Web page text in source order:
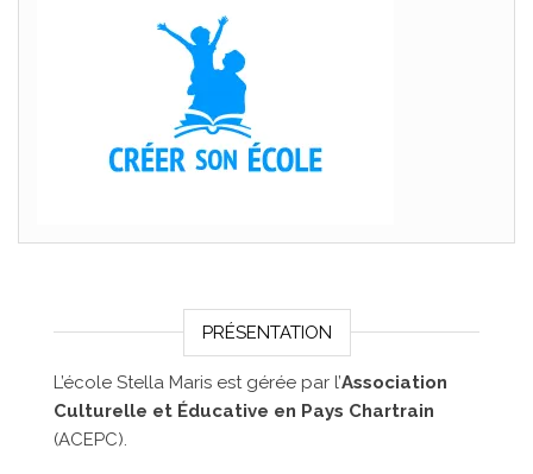
PRÉSENTATION
L’école Stella Maris est gérée par l’Association
Culturelle et Éducative en Pays Chartrain
(ACEPC).